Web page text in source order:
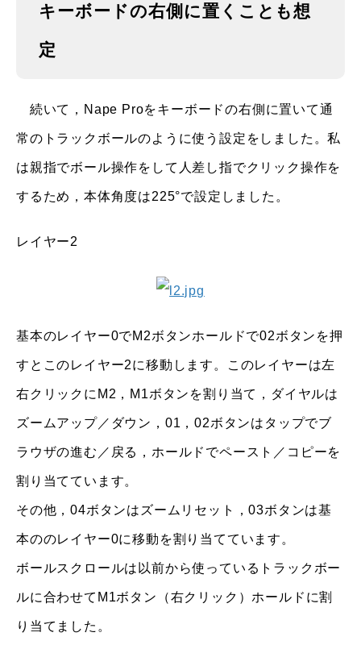
キーボードの右側に置くことも想
定
続いて，Nape Proをキーボードの右側に置いて通
常のトラックボールのように使う設定をしました。私
は親指でボール操作をして人差し指でクリック操作を
するため，本体角度は225°で設定しました。
レイヤー2
基本のレイヤー0でM2ボタンホールドで02ボタンを押
すとこのレイヤー2に移動します。このレイヤーは左
右クリックにM2，M1ボタンを割り当て，ダイヤルは
ズームアップ／ダウン，01，02ボタンはタップでブ
ラウザの進む／戻る，ホールドでペースト／コピーを
割り当てています。
その他，04ボタンはズームリセット，03ボタンは基
本ののレイヤー0に移動を割り当てています。
ボールスクロールは以前から使っているトラックボー
ルに合わせてM1ボタン（右クリック）ホールドに割
り当てました。